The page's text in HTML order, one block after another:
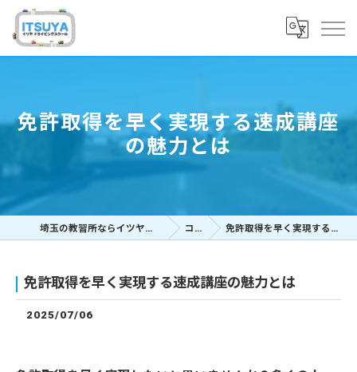
免許取得を早く実現する速成講座
の魅力とは
埼玉の教習所ならイツヤドライビングスクール コラム 免許取得を早く実現する速成講座の魅力とは
免許取得を早く実現する速成講座の魅力とは
2025/07/06